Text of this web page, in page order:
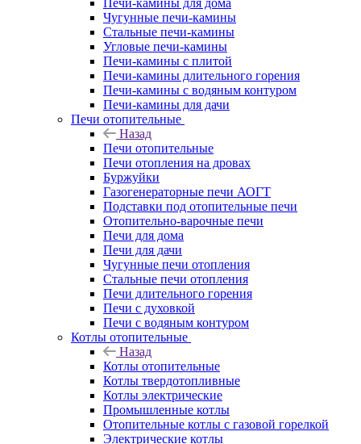
Печи-камины для дома
Чугунные печи-камины
Стальные печи-камины
Угловые печи-камины
Печи-камины с плитой
Печи-камины длительного горения
Печи-камины с водяным контуром
Печи-камины для дачи
Печи отопительные
Назад
Печи отопительные
Печи отопления на дровах
Буржуйки
Газогенераторные печи АОГТ
Подставки под отопительные печи
Отопительно-варочные печи
Печи для дома
Печи для дачи
Чугунные печи отопления
Стальные печи отопления
Печи длительного горения
Печи с духовкой
Печи с водяным контуром
Котлы отопительные
Назад
Котлы отопительные
Котлы твердотопливные
Котлы электрические
Промышленные котлы
Отопительные котлы с газовой горелкой
Электрические котлы